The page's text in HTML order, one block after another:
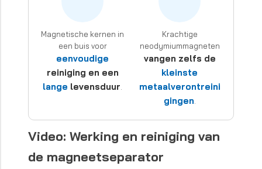
Magnetische kernen in
een buis voor
eenvoudige
reiniging en een
lange levensduur.
Krachtige
neodymiummagneten
vangen zelfs de
kleinste
metaalverontreini
gingen.
Video: Werking en reiniging van
de magneetseparator